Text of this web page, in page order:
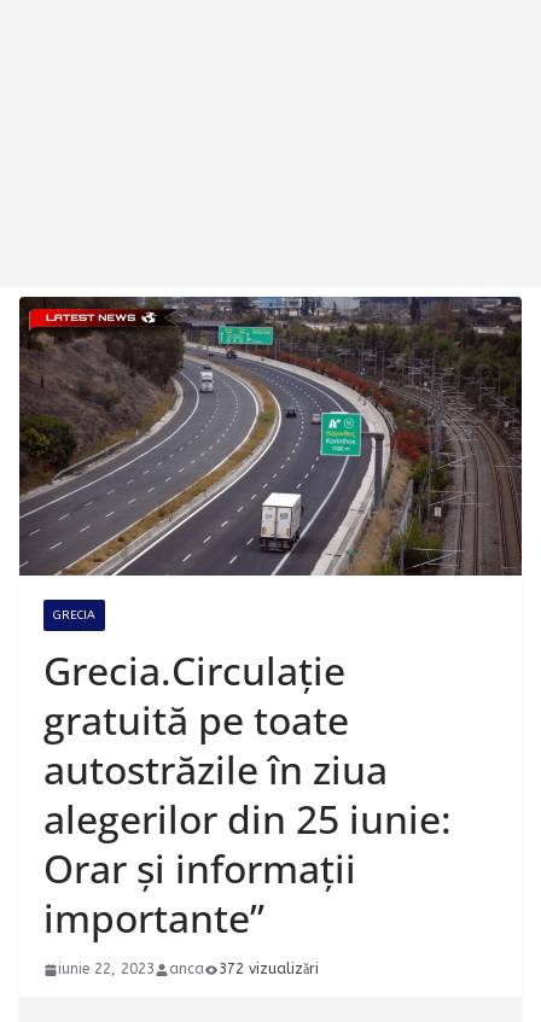
GRECIA
Grecia.Circulație
gratuită pe toate
autostrăzile în ziua
alegerilor din 25 iunie:
Orar și informații
importante”
iunie 22, 2023 anca 372 vizualizări